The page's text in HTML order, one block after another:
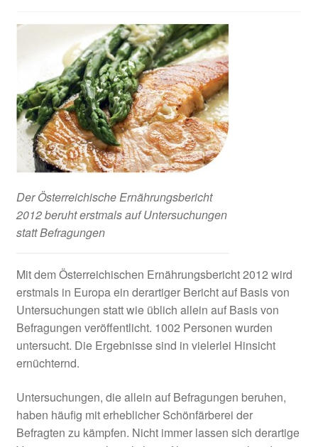
Der Österreichische Ernährungsbericht
2012 beruht erstmals auf Untersuchungen
statt Befragungen
Mit dem Österreichischen Ernährungsbericht 2012 wird
erstmals in Europa ein derartiger Bericht auf Basis von
Untersuchungen statt wie üblich allein auf Basis von
Befragungen veröffentlicht. 1002 Personen wurden
untersucht. Die Ergebnisse sind in vielerlei Hinsicht
ernüchternd.
Untersuchungen, die allein auf Befragungen beruhen,
haben häufig mit erheblicher Schönfärberei der
Befragten zu kämpfen. Nicht immer lassen sich derartige